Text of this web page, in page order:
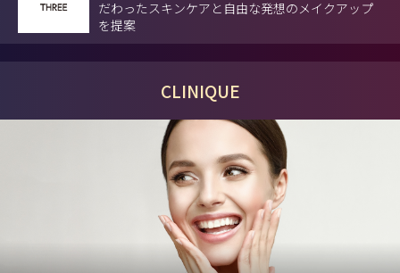
だわったスキンケアと自由な発想のメイクアップ
を提案
CLINIQUE